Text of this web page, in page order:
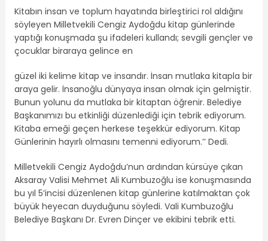
Kitabın insan ve toplum hayatında birleştirici rol aldığını
söyleyen Milletvekili Cengiz Aydoğdu kitap günlerinde
yaptığı konuşmada şu ifadeleri kullandı; sevgili gençler ve
çocuklar biraraya gelince en
güzel iki kelime kitap ve insandır. İnsan mutlaka kitapla bir
araya gelir. İnsanoğlu dünyaya insan olmak için gelmiştir.
Bunun yolunu da mutlaka bir kitaptan öğrenir. Belediye
Başkanımızı bu etkinliği düzenlediği için tebrik ediyorum.
Kitaba emeği geçen herkese teşekkür ediyorum. Kitap
Günlerinin hayırlı olmasını temenni ediyorum.’’ Dedi.
Milletvekili Cengiz Aydoğdu’nun ardından kürsüye çıkan
Aksaray Valisi Mehmet Ali Kumbuzoğlu ise konuşmasında
bu yıl 5’incisi düzenlenen kitap günlerine katılmaktan çok
büyük heyecan duyduğunu söyledi. Vali Kumbuzoğlu
Belediye Başkanı Dr. Evren Dinçer ve ekibini tebrik etti.